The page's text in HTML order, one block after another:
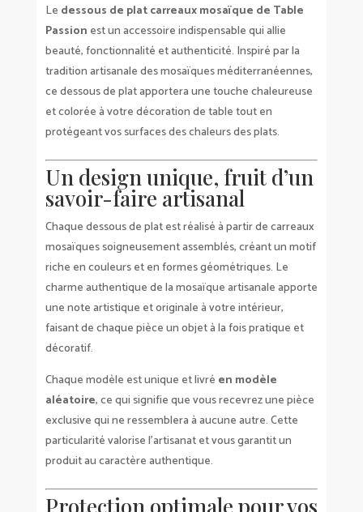
Le dessous de plat carreaux mosaïque de Table
Passion est un accessoire indispensable qui allie
beauté, fonctionnalité et authenticité. Inspiré par la
tradition artisanale des mosaïques méditerranéennes,
ce dessous de plat apportera une touche chaleureuse
et colorée à votre décoration de table tout en
protégeant vos surfaces des chaleurs des plats.
Un design unique, fruit d’un
savoir-faire artisanal
Chaque dessous de plat est réalisé à partir de carreaux
mosaïques soigneusement assemblés, créant un motif
riche en couleurs et en formes géométriques. Le
charme authentique de la mosaïque artisanale apporte
une note artistique et originale à votre intérieur,
faisant de chaque pièce un objet à la fois pratique et
décoratif.
Chaque modèle est unique et livré en modèle
aléatoire, ce qui signifie que vous recevrez une pièce
exclusive qui ne ressemblera à aucune autre. Cette
particularité valorise l’artisanat et vous garantit un
produit au caractère authentique.
Protection optimale pour vos